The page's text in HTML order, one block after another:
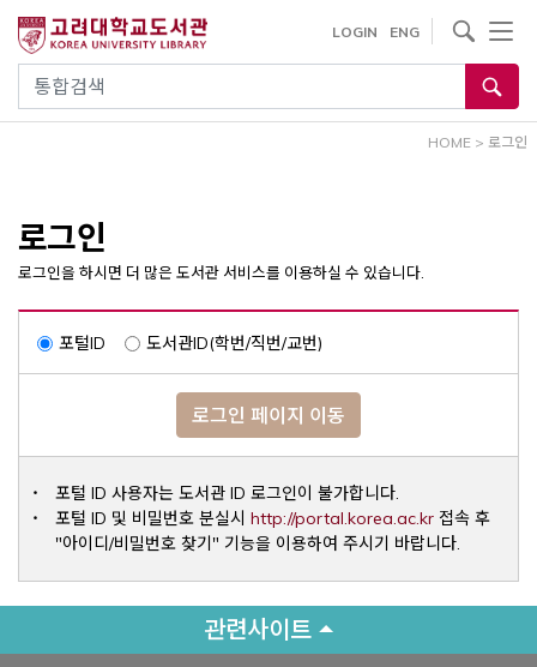
건
통합검색
LOGIN ENG
사이트내 검색
HOME > 로그인
로그인
로그인을 하시면 더 많은 도서관 서비스를 이용하실 수 있습니다.
포털ID 도서관ID(학번/직번/교번)
로그인 페이지 이동
포털 ID 사용자는 도서관 ID 로그인이 불가합니다.
포털 ID 및 비밀번호 분실시 http://portal.korea.ac.krOpens a
접속 후
"아이디/비밀번호 찾기" 기능을 이용하여 주시기 바랍니다.
관련사이트